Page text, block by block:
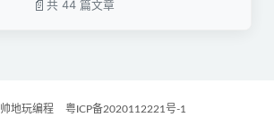
共 44 篇文章
帅地玩编程 粤ICP备2020112221号-1